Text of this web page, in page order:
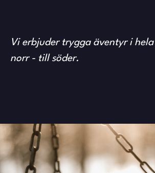
Vi erbjuder trygga äventyr i
norr - till söder.